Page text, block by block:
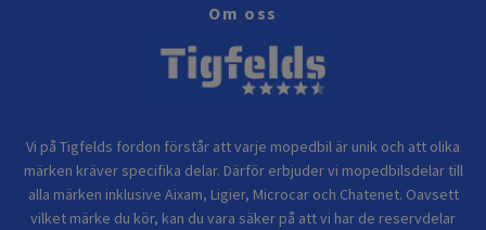
Om oss
Vi på Tigfelds fordon förstår att varje mopedbil är unik och att olika
märken kräver specifika delar. Därför erbjuder vi mopedbilsdelar till
alla märken inklusive Aixam, Ligier, Microcar och Chatenet. Oavsett
vilket märke du kör, kan du vara säker på att vi har de reservdelar